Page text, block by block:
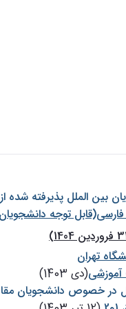
بين الملل پذيرفته شده
توجه
تهران
(دی 1403)
در خصوص دانشجویان